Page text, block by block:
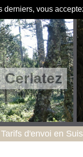
vous
Tarifs d'envoi en